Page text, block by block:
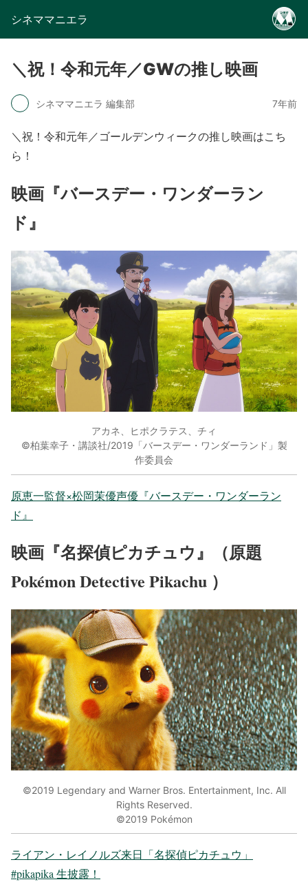
シネママニエラ
＼祝！令和元年／GWの推し映画
シネママニエラ 編集部 7年前
＼祝！令和元年／ゴールデンウィークの推し映画はこち
ら！
映画『バースデー・ワンダーラン
ド』
アカネ、ヒポクラテス、チィ
©柏葉幸子・講談社/2019「バースデー・ワンダーランド」製
作委員会
原恵一監督×松岡茉優声優『バースデー・ワンダーラン
ド』
映画『名探偵ピカチュウ』（原題
Pokémon Detective Pikachu ）
©2019 Legendary and Warner Bros. Entertainment, Inc. All
Rights Reserved.
©2019 Pokémon
ライアン・レイノルズ来日「名探偵ピカチュウ」
#pikapika 生披露！